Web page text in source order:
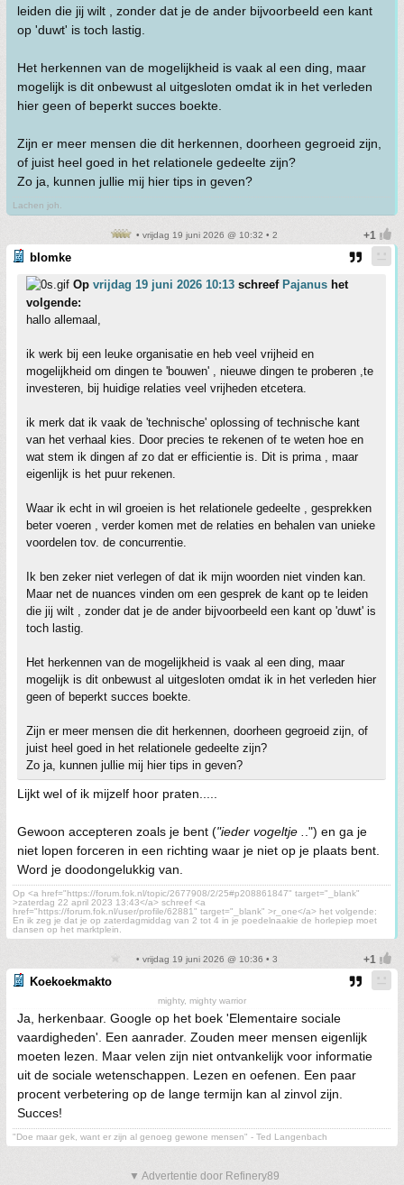
leiden die jij wilt , zonder dat je de ander bijvoorbeeld een kant
op 'duwt' is toch lastig.
Het herkennen van de mogelijkheid is vaak al een ding, maar
mogelijk is dit onbewust al uitgesloten omdat ik in het verleden
hier geen of beperkt succes boekte.
Zijn er meer mensen die dit herkennen, doorheen gegroeid zijn,
of juist heel goed in het relationele gedeelte zijn?
Zo ja, kunnen jullie mij hier tips in geven?
Lachen joh.
• vrijdag 19 juni 2026 @ 10:32 • 2
blomke
Op vrijdag 19 juni 2026 10:13 schreef Pajanus het
volgende:
hallo allemaal,
ik werk bij een leuke organisatie en heb veel vrijheid en
mogelijkheid om dingen te 'bouwen' , nieuwe dingen te proberen ,te
investeren, bij huidige relaties veel vrijheden etcetera.
ik merk dat ik vaak de 'technische' oplossing of technische kant
van het verhaal kies. Door precies te rekenen of te weten hoe en
wat stem ik dingen af zo dat er efficientie is. Dit is prima , maar
eigenlijk is het puur rekenen.
Waar ik echt in wil groeien is het relationele gedeelte , gesprekken
beter voeren , verder komen met de relaties en behalen van unieke
voordelen tov. de concurrentie.
Ik ben zeker niet verlegen of dat ik mijn woorden niet vinden kan.
Maar net de nuances vinden om een gesprek de kant op te leiden
die jij wilt , zonder dat je de ander bijvoorbeeld een kant op 'duwt' is
toch lastig.
Het herkennen van de mogelijkheid is vaak al een ding, maar
mogelijk is dit onbewust al uitgesloten omdat ik in het verleden hier
geen of beperkt succes boekte.
Zijn er meer mensen die dit herkennen, doorheen gegroeid zijn, of
juist heel goed in het relationele gedeelte zijn?
Zo ja, kunnen jullie mij hier tips in geven?
Lijkt wel of ik mijzelf hoor praten.....
Gewoon accepteren zoals je bent ("ieder vogeltje .
.") en ga je
niet lopen forceren in een richting waar je niet op je plaats bent.
Word je doodongelukkig van.
Op <a href="https://forum.fok.nl/topic/2677908/2/25#p208861847" target="_blank"
>zaterdag 22 april 2023 13:43</a> schreef <a
href="https://forum.fok.nl/user/profile/62881" target="_blank" >r_one</a> het volgende:
En ik zeg je dat je op zaterdagmiddag van 2 tot 4 in je poedelnaakie de horlepiep moet
dansen op het marktplein.
• vrijdag 19 juni 2026 @ 10:36 • 3
Koekoekmakto
mighty, mighty warrior
Ja, herkenbaar. Google op het boek 'Elementaire sociale
vaardigheden'. Een aanrader. Zouden meer mensen eigenlijk
moeten lezen. Maar velen zijn niet ontvankelijk voor informatie
uit de sociale wetenschappen. Lezen en oefenen. Een paar
procent verbetering op de lange termijn kan al zinvol zijn.
Succes!
"Doe maar gek, want er zijn al genoeg gewone mensen" - Ted Langenbach
▼ Advertentie door Refinery89